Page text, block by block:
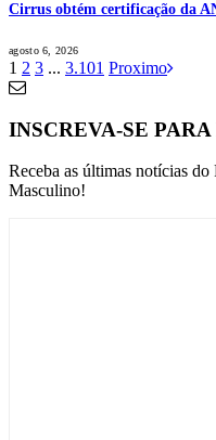
Cirrus obtém certificação da
agosto 6, 2026
1 2 3 ... 3.101 Proximo
INSCREVA-SE
Receba as últimas notícias
Masculino!